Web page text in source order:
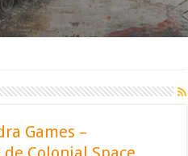
Games –